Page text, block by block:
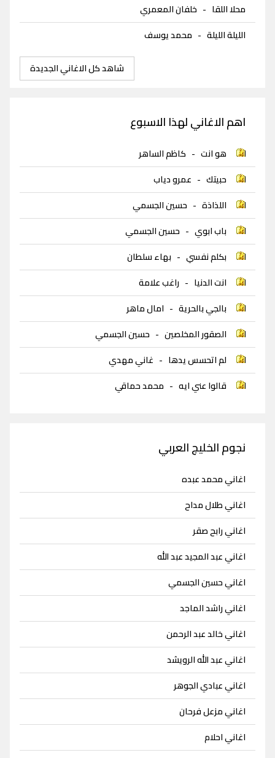
محلا اللقا - خلفان المعمري
الليلة الليلة - محمد يوسف
شاهد كل الاغاني الجديدة
اهم الاغاني لهذا الاسبوع
هو انت - كاظم الساهر
حبيتك - عمرو دياب
اللذاذة - حسين الجسمي
باب ابوي - حسين الجسمي
بكلم نفسي - بهاء سلطان
انت الدنيا - راغب علامة
بالجي بالحرية - امال ماهر
الصقور المخلصين - حسين الجسمي
لم اتحسس يدها - غاني مهدي
قالوا عني ايه - محمد حماقي
نجوم الخليج العربي
اغاني محمد عبده
اغاني طلال مداح
اغاني رابح صقر
اغاني عبد المجيد عبد الله
اغاني حسين الجسمي
اغاني راشد الماجد
اغاني خالد عبد الرحمن
اغاني عبد الله الرويشد
اغاني عبادي الجوهر
اغاني مزعل فرحان
اغاني احلام